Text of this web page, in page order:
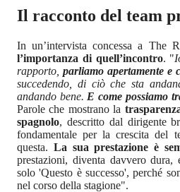
Il racconto del team
In un’intervista concessa a The
l’importanza di quell’incontro. "
rapporto, parliamo apertamente e
succedendo, di ciò che sta
andando bene. E come possiamo
Parole che mostrano la
spagnolo, descritto dal dirigente
fondamentale per la crescita del
questa. La sua prestazione è
prestazioni, diventa davvero
solo 'Questo è successo', perché
nel corso della stagione".